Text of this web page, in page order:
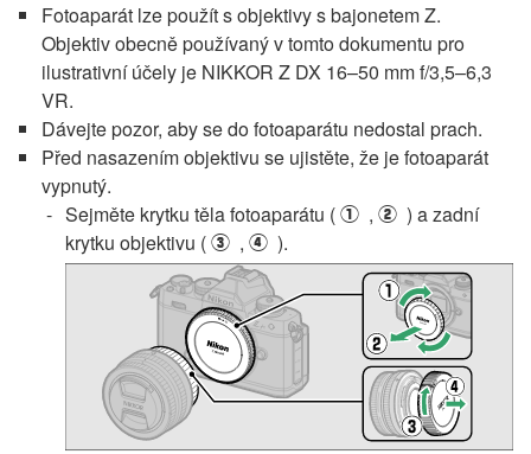
Fotoaparát lze použít s objektivy s bajonetem Z.
Objektiv obecně používaný v tomto dokumentu pro
ilustrativní účely je NIKKOR Z DX 16–50 mm f/3,5–6,3
VR.
Dávejte pozor, aby se do fotoaparátu nedostal prach.
Před nasazením objektivu se ujistěte, že je fotoaparát
vypnutý.
Sejměte krytku těla fotoaparátu ( q , w ) a zadní
krytku objektivu ( e , r ).